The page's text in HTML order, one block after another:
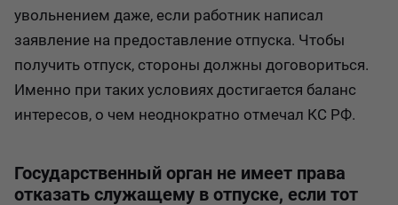
увольнением даже, если работник написал
заявление на предоставление отпуска. Чтобы
получить отпуск, стороны должны договориться.
Именно при таких условиях достигается баланс
интересов, о чем неоднократно отмечал КС РФ.
Государственный орган не имеет права
отказать служащему в отпуске, если тот